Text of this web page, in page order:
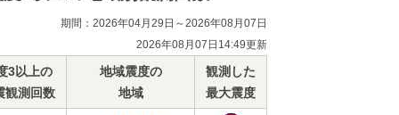
期間：2026年04月29日～2026年08月07日
2026年08月07日14:49更新
3以上の
観測回数
地域震度の
地域
観測した
最大震度